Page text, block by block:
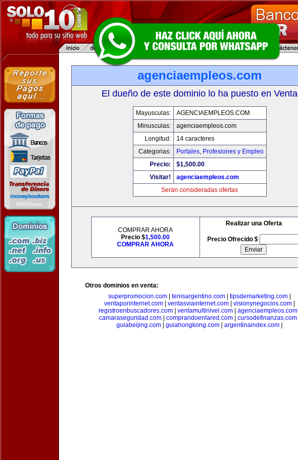
agenciaempleos.com
El dueño de este dominio lo ha puesto en Venta
Mayusculas:
AGENCIAEMPLEOS.COM
Minusculas:
agenciaempleos.com
Longitud:
14 caracteres
Categorias:
Portales, Profesiones y Empleo
Precio:
$1,500.00
Visitar!
agenciaempleos.com
Serán consideradas ofertas
COMPRAR AHORA
Precio $1,500.00
COMPRAR AHORA
Realizar una Oferta
Precio Ofrecido $
Otros dominios en venta:
superpromocion.com
tenisargentino.com tipsdemarketing.com
ventaporinternet.com
ventasviainternet.com visionynegocios.com
registroenbuscadores.com
ventamultinivel.com agenciaempleos.com
camaraseguridad.com
comprandoenlared.com cursodefinanzas.com
guiabeijing.com
guiahongkong.com argentinaindex.com